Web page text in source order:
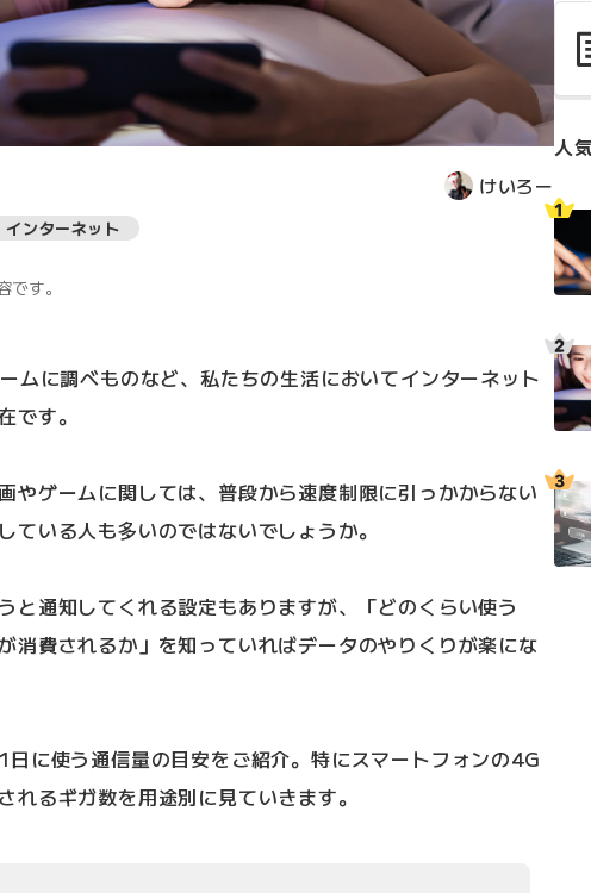
けいろー
インターネット
です。
ムに調べものなど、私たちの生活においてインターネット
です。
やゲームに関しては、普段から速度制限に引っかからない
ている人も多いのではないでしょうか。
と通知してくれる設定もありますが、「どのくらい使う
消費されるか」を知っていればデータのやりくりが楽にな
日に使う通信量の目安をご紹介。特にスマートフォンの4G
れるギガ数を用途別に見ていきます。
人